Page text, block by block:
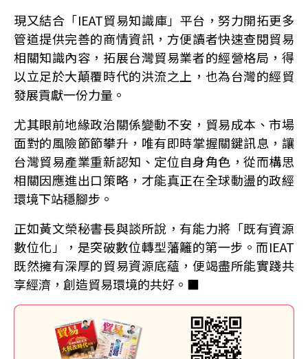
現又結合「IEAT貿易知識庫」平台，努力開拓更多
管道提供完善的商情資訊，方便讀者快速查閱貿易
相關知識內容，拓展台灣貿易業者的經營格局，得
以立足於大顛覆時代的洪流之上，也為台灣的經貿
發展貢獻一份力量。
尤其眼前地緣政治關係變動不安，貿易成本、市場
面對的風險節節攀升，唯有即時掌握關鍵訊息，讓
台灣貿易產業重新認知、定位自身角色，從而構思
相關因應進出口策略，才能真正在全球動盪的政經
環境下站穩腳步。
正如黃文榮秘書長與談所說，有能力將「既有資源
數位化」，是突破數位轉型藩籬的第一步。而IEAT
既然擁有深厚的貿易資源底蘊，便竭盡所能實踐共
享經濟，創造貿易環境的共好。■